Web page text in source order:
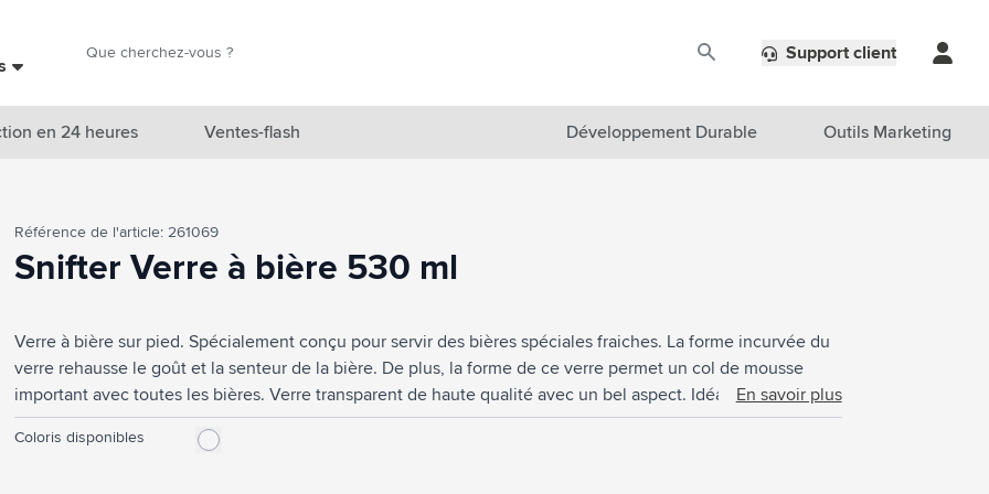
Marques
Thèmes
Accessoires boissons
Sacs & Voyage
Cuisiner & Vivre
Produits de soin
Support client
en 24 heures Ventes-flash Développement Durable Outils Marketing
Référence de l'article: 261069
Snifter Verre à bière 530 ml
Verre à bière sur pied. Spécialement conçu pour servir des bières spéciales fraiches. La forme incurvée du
verre rehausse le goût et la senteur de la bière. De plus, la forme de ce verre permet un col de mousse
important avec toutes les bières. Verre transparent de haute qualité avec un bel aspect. Idéal pour une
utilisation dans l'industrie de la restauration. Capacité 530 ml. Fabriquée en Europe.
En savoir plus
Coloris disponibles